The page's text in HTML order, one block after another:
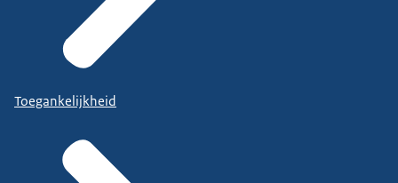
Toegankelijkheid